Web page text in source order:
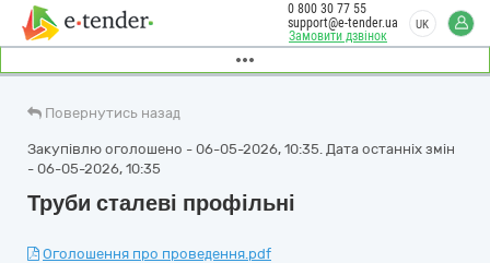
Замовити дзвінок
0 800 30 77 55
support@e-tender.ua
UK
Повернутись назад
Закупівлю оголошено - 06-05-2026, 10:35. Дата останніх змін
- 06-05-2026, 10:35
Труби сталеві профільні
Оголошення про проведення.pdf